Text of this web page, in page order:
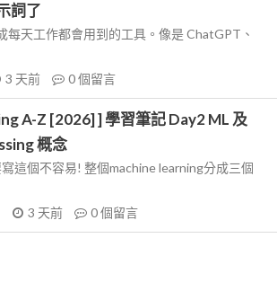
詞了
每天工作都會用到的工具。像是 ChatGPT、
3 天前 0個留言
A-Z [2026] ] 學習筆記 Day2 ML 及
概念
這個不容易! 整個machine learning分成三個
3 天前 0個留言